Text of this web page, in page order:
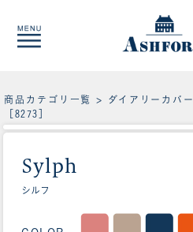
商品カテゴリ一覧 > ダイアリーカバー
［8273］
Sylph
シルフ